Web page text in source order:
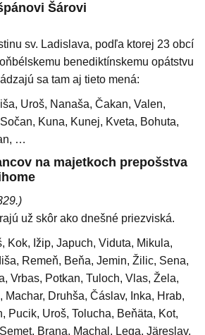
Šárovi
sv. Ladislava, podľa ktorej 23 obcí
benediktínskemu opátstvu
sa tam aj tieto mená:
Uroš, Nanaša, Čakan, Valen,
Kuna, Kunej, Kveta, Bohuta,
…
na majetkoch prepošstva
už skôr ako dnešné priezviská.
Kok, Ižip, Japuch, Viduta, Mikula,
Remeň, Beňa, Jemin, Žilic, Sena,
Vrbas, Potkan, Tuloch, Vlas, Žela,
Machar, Druhša, Čáslav, Inka, Hrab,
Pucik, Uroš, Tolucha, Beňäta, Kot,
Brana, Machal, Lega, Järeslav,